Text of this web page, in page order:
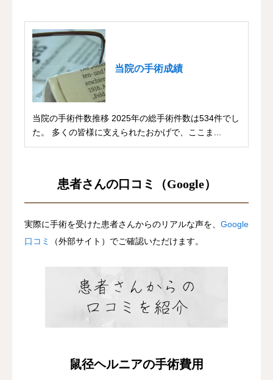
当院の手術成績
当院の手術件数推移 2025年の総手術件数は534件でし
た。 多くの皆様に支えられたおかげで、ここま...
患者さんの口コミ（Google）
実際に手術を受けた患者さんからのリアルな声を、 Google
口コミ
（外部サイト）でご確認いただけます。
鼠径ヘルニアの手術費用